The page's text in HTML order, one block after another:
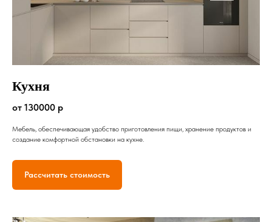
Кухня
от 130000 р
Мебель, обеспечивающая удобство приготовления пищи, хранение продуктов и
создание комфортной обстановки на кухне.
Рассчитать стоимость